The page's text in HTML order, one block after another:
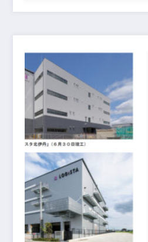
インドネシアの東ジ
市において戸建住宅
『Bukit Podomoro
ット ポドモロ）』に
ますタウンハウスと
ハウスを合わせた総
戸のプロジェクト